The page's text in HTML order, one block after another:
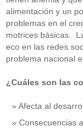
alimentación y un
problemas en el
motrices básicas.
eco en las redes
problema nacional
¿Cuáles son las
Afecta al
Consecuencias